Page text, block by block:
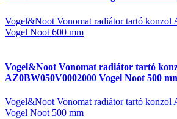
Vogel&Noot Vonomat radiátor tartó
Vogel Noot 600 mm
Vogel&Noot Vonomat radiátor tartó
AZ0BW050V0002000 Vogel Noot 500
Vogel&Noot Vonomat radiátor tartó
Vogel Noot 500 mm